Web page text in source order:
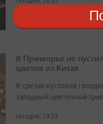
В Приморье не
цветов из Китая
В срезах кустовой
западный цветочный
сегодня, 19:25